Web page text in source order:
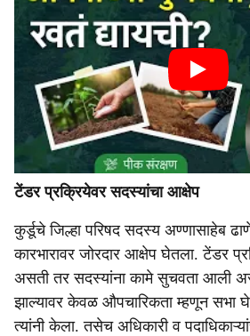
टेंडर प्रक्रियेवर सदस्यांचा आक्षेप
कुर्डूचे जिल्हा परिषद सदस्य अण्णासाहेब
कारभारावर जोरदार आक्षेप घेतला. टेंडर
असती तर सदस्यांना कामे सुचवता आली
झाल्यावर केवळ औपचारिकता म्हणून सभा
त्यांनी केला. तसेच अधिकारी व